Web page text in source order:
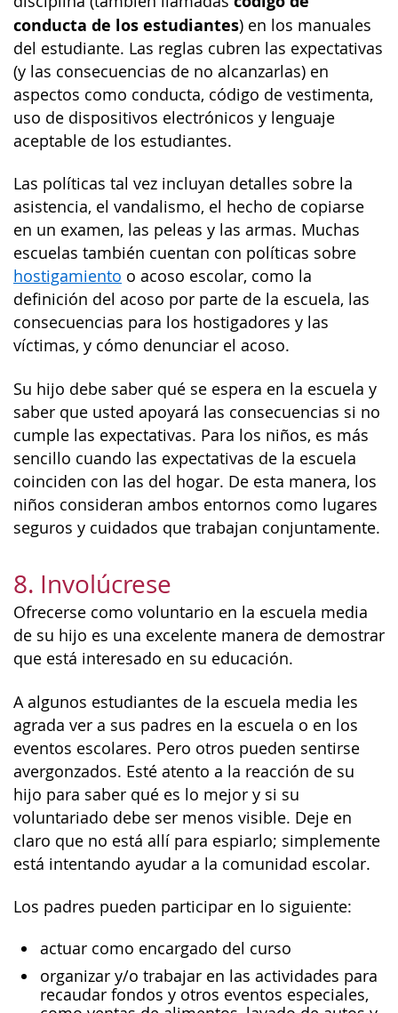
conducta de los estudiantes) en los manuales
del estudiante. Las reglas cubren las expectativas
(y las consecuencias de no alcanzarlas) en
aspectos como conducta, código de vestimenta,
uso de dispositivos electrónicos y lenguaje
aceptable de los estudiantes.
Las políticas tal vez incluyan detalles sobre la
asistencia, el vandalismo, el hecho de copiarse
en un examen, las peleas y las armas. Muchas
escuelas también cuentan con políticas sobre
hostigamiento o acoso escolar, como la
definición del acoso por parte de la escuela, las
consecuencias para los hostigadores y las
víctimas, y cómo denunciar el acoso.
Su hijo debe saber qué se espera en la escuela y
saber que usted apoyará las consecuencias si no
cumple las expectativas. Para los niños, es más
sencillo cuando las expectativas de la escuela
coinciden con las del hogar. De esta manera, los
niños consideran ambos entornos como lugares
seguros y cuidados que trabajan conjuntamente.
8. Involúcrese
Ofrecerse como voluntario en la escuela media
de su hijo es una excelente manera de demostrar
que está interesado en su educación.
A algunos estudiantes de la escuela media les
agrada ver a sus padres en la escuela o en los
eventos escolares. Pero otros pueden sentirse
avergonzados. Esté atento a la reacción de su
hijo para saber qué es lo mejor y si su
voluntariado debe ser menos visible. Deje en
claro que no está allí para espiarlo; simplemente
está intentando ayudar a la comunidad escolar.
Los padres pueden participar en lo siguiente:
actuar como encargado del curso
organizar y/o trabajar en las actividades para
recaudar fondos y otros eventos especiales,